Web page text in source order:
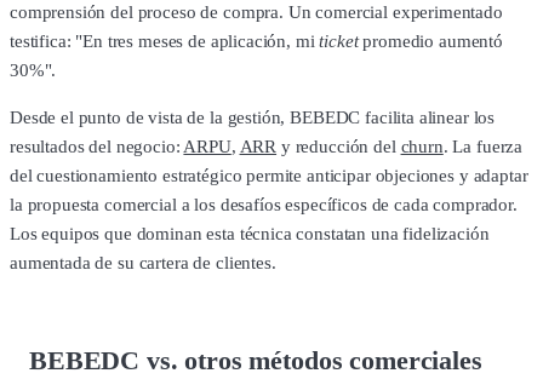
comprensión del proceso de compra. Un comercial experimentado
testifica: "En tres meses de aplicación, miticketpromedio aumentó
30%".
Desde el punto de vista de la gestión, BEBEDC facilita alinear los
resultados del negocio: ARPU, ARR y reducción del churn. La fuerza
del cuestionamiento estratégico permite anticipar objeciones y adaptar
la propuesta comercial a los desafíos específicos de cada comprador.
Los equipos que dominan esta técnica constatan una fidelización
aumentada de su cartera de clientes.
BEBEDC vs. otros métodos comerciales